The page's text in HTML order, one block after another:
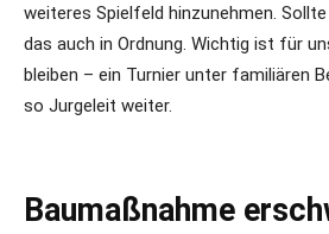
weiteres Spielfeld hinzunehmen.
das auch in Ordnung. Wichtig ist für
bleiben – ein Turnier unter familiären
so Jurgeleit weiter.
Baumaßnahme